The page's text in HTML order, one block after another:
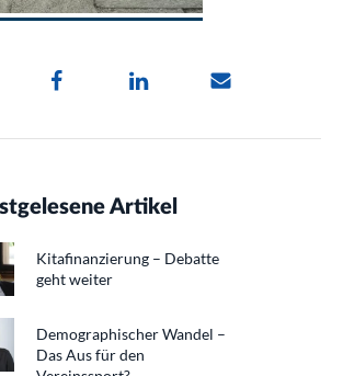
Artikel
Kitafinanzierung – Debatte
geht weiter
Demographischer Wandel –
Das Aus für den